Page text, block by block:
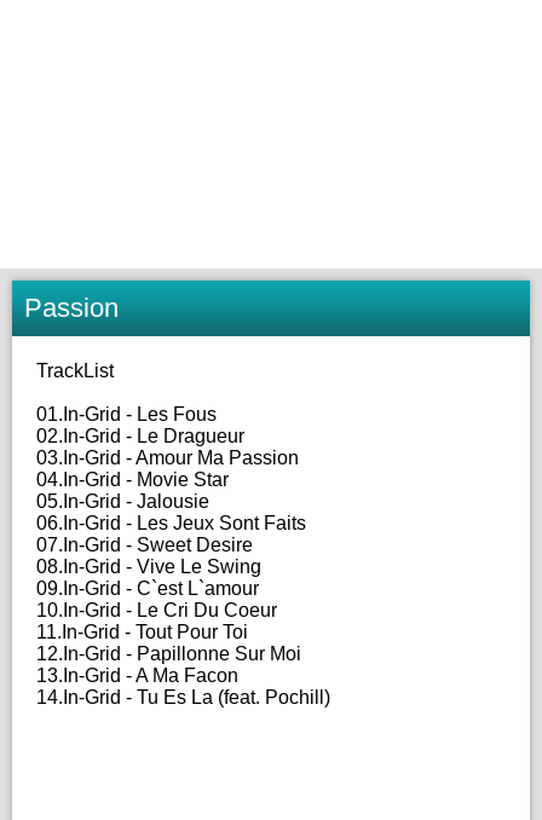
Passion
TrackList
01.In-Grid - Les Fous
02.In-Grid - Le Dragueur
03.In-Grid - Amour Ma Passion
04.In-Grid - Movie Star
05.In-Grid - Jalousie
06.In-Grid - Les Jeux Sont Faits
07.In-Grid - Sweet Desire
08.In-Grid - Vive Le Swing
09.In-Grid - C`est L`amour
10.In-Grid - Le Cri Du Coeur
11.In-Grid - Tout Pour Toi
12.In-Grid - Papillonne Sur Moi
13.In-Grid - A Ma Facon
14.In-Grid - Tu Es La (feat. Pochill)